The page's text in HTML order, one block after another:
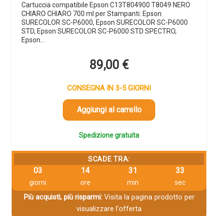
Cartuccia compatibile Epson C13T804900 T8049 NERO
CHIARO CHIARO 700 ml per Stampanti: Epson
SURECOLOR SC-P6000, Epson SURECOLOR SC-P6000
STD, Epson SURECOLOR SC-P6000 STD SPECTRO,
Epson…
89,00 €
CONSEGNA IN 3-5 GIORNI
Aggiungi al carrello
Spedizione gratuita
SCADE TRA:
03
giorni
14
ore
31
min
32
sec
Più acquisti, più risparmi:Visita la pagina prodotto per
visualizzare l'offerta